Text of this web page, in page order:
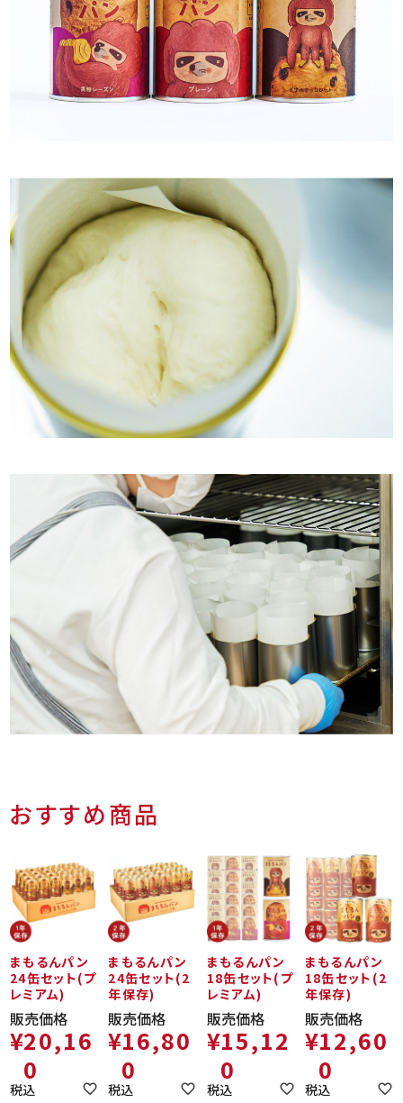
おすすめ商品
まもるんパン
24缶セット(プ
レミアム)
販売価格
¥20,16
0
税込
まもるんパン
24缶セット(2
年保存)
販売価格
¥16,80
0
税込
まもるんパン
18缶セット(プ
レミアム)
販売価格
¥15,12
0
税込
まもるんパン
18缶セット(2
年保存)
販売価格
¥12,60
0
税込